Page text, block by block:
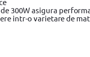
300W asigura
intr-o varietare de